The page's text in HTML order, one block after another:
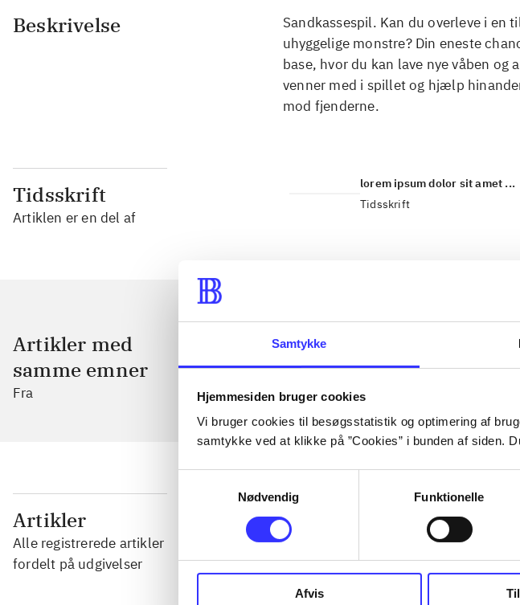
Samtykke
Hjemmesiden bruger cookies
Vi bruger cookies til besøgsstatistik og optimering af
samtykke ved at klikke på ”Cookies” i bunden af siden.
Nødvendig
Funktionelle
Afvis
Beskrivelse
Sandkassespil. Kan du overleve i
uhyggelige monstre? Din eneste
base, hvor du kan lave nye våben
venner med i spillet og hjælp
mod fjenderne.
Tidsskrift
Artiklen er en del af
lorem ipsum dolor sit amet ...
Tidsskrift
Artikler med
samme emner
Fra
Artikler
Alle registrerede artikler
fordelt på udgivelser
...
...